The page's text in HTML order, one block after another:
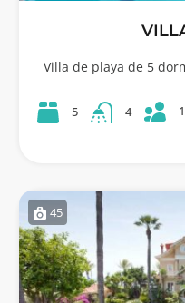
Villa de playa de 5
5 4
45